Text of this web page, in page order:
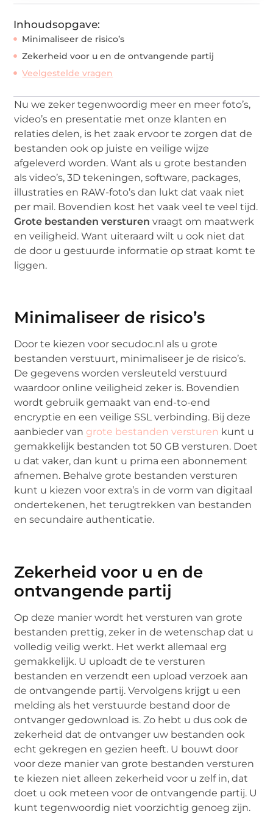
Inhoudsopgave:
Minimaliseer de risico’s
Zekerheid voor u en de ontvangende partij
Veelgestelde vragen
Nu we zeker tegenwoordig meer en meer foto’s,
video’s en presentatie met onze klanten en
relaties delen, is het zaak ervoor te zorgen dat de
bestanden ook op juiste en veilige wijze
afgeleverd worden. Want als u grote bestanden
als video’s, 3D tekeningen, software, packages,
illustraties en RAW-foto’s dan lukt dat vaak niet
per mail. Bovendien kost het vaak veel te veel tijd.
Grote bestanden versturen vraagt om maatwerk
en veiligheid. Want uiteraard wilt u ook niet dat
de door u gestuurde informatie op straat komt te
liggen.
Minimaliseer de risico’s
Door te kiezen voor secudoc.nl als u grote
bestanden verstuurt, minimaliseer je de risico’s.
De gegevens worden versleuteld verstuurd
waardoor online veiligheid zeker is. Bovendien
wordt gebruik gemaakt van end-to-end
encryptie en een veilige SSL verbinding. Bij deze
aanbieder van grote bestanden versturen kunt u
gemakkelijk bestanden tot 50 GB versturen. Doet
u dat vaker, dan kunt u prima een abonnement
afnemen. Behalve grote bestanden versturen
kunt u kiezen voor extra’s in de vorm van digitaal
ondertekenen, het terugtrekken van bestanden
en secundaire authenticatie.
Zekerheid voor u en de
ontvangende partij
Op deze manier wordt het versturen van grote
bestanden prettig, zeker in de wetenschap dat u
volledig veilig werkt. Het werkt allemaal erg
gemakkelijk. U uploadt de te versturen
bestanden en verzendt een upload verzoek aan
de ontvangende partij. Vervolgens krijgt u een
melding als het verstuurde bestand door de
ontvanger gedownload is. Zo hebt u dus ook de
zekerheid dat de ontvanger uw bestanden ook
echt gekregen en gezien heeft. U bouwt door
voor deze manier van grote bestanden versturen
te kiezen niet alleen zekerheid voor u zelf in, dat
doet u ook meteen voor de ontvangende partij. U
kunt tegenwoordig niet voorzichtig genoeg zijn.